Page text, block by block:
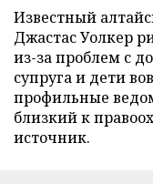
Известный
Джастас Уолкер
из-за проблем с
супруга и дети
профильные
близкий к
источник.